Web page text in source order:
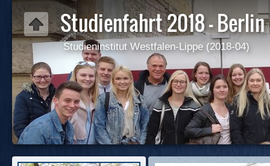
Studienfahrt 2018 - Berlin
Studieninstitut Westfalen-Lippe (2018-04)